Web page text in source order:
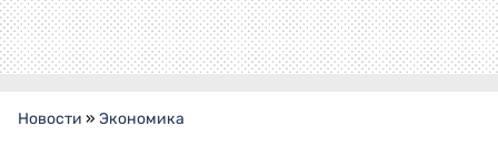
Новости » Экономика